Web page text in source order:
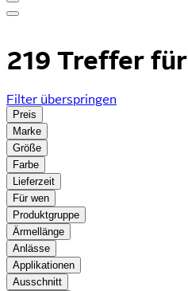
219 Treffer für
Filter überspringen
Preis
Marke
Größe
Farbe
Lieferzeit
Für wen
Produktgruppe
Ärmellänge
Anlässe
Applikationen
Ausschnitt